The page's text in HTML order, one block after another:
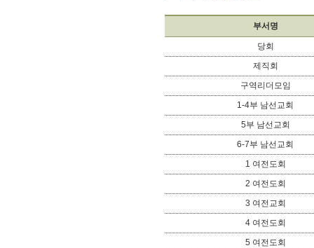
부서명
당회
제직회
구역리더모임
1-4부 남선교회
5부 남선교회
6-7부 남선교회
1 여전도회
2 여전도회
3 여전교회
4 여전도회
5 여전도회